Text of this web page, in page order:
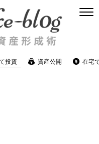
投資 資産公開 在宅